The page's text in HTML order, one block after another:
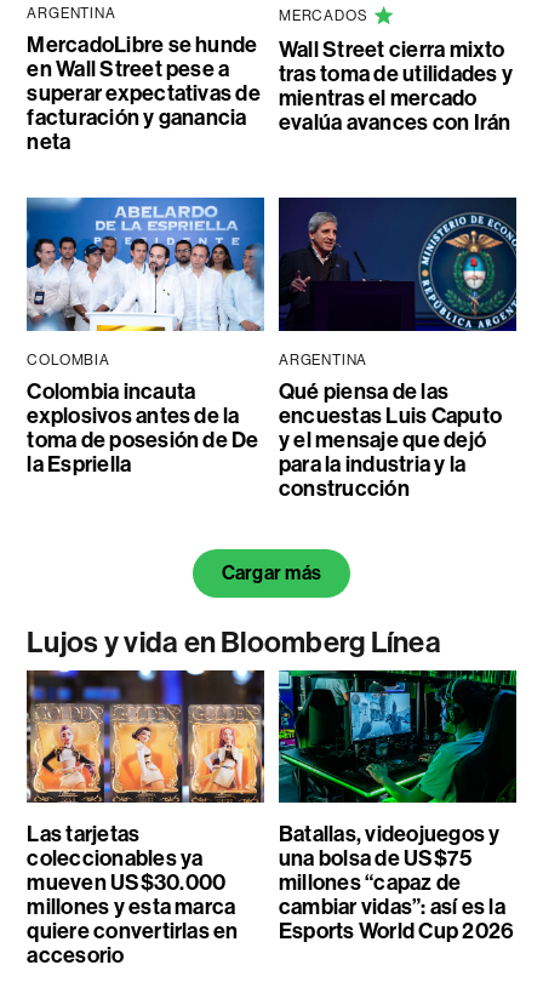
ARGENTINA
MercadoLibre se hunde
en Wall Street pese a
superar expectativas de
facturación y ganancia
neta
MERCADOS
Wall Street cierra mixto
tras toma de utilidades y
mientras el mercado
evalúa avances con Irán
COLOMBIA
Colombia incauta
explosivos antes de la
toma de posesión de De
la Espriella
ARGENTINA
Qué piensa de las
encuestas Luis Caputo
y el mensaje que dejó
para la industria y la
construcción
Cargar más
Lujos y vida en Bloomberg Línea
Las tarjetas
coleccionables ya
mueven US$30.000
millones y esta marca
quiere convertirlas en
accesorio
Batallas, videojuegos y
una bolsa de US$75
millones “capaz de
cambiar vidas”: así es la
Esports World Cup 2026